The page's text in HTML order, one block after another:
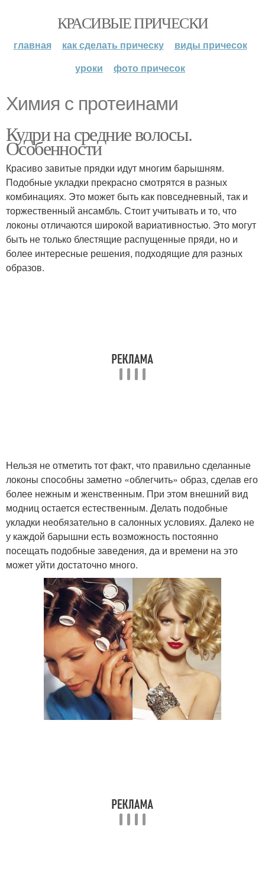
КРАСИВЫЕ ПРИЧЕСКИ
главная как сделать прическу
виды причесок
уроки
фото причесок
Химия с протеинами
Кудри на средние волосы.
Особенности
Красиво завитые прядки идут многим барышням.
Подобные укладки прекрасно смотрятся в разных
комбинациях. Это может быть как повседневный, так и
торжественный ансамбль. Стоит учитывать и то, что
локоны отличаются широкой вариативностью. Это могут
быть не только блестящие распущенные пряди, но и
более интересные решения, подходящие для разных
образов.
Нельзя не отметить тот факт, что правильно сделанные
локоны способны заметно «облегчить» образ, сделав его
более нежным и женственным. При этом внешний вид
модниц остается естественным. Делать подобные
укладки необязательно в салонных условиях. Далеко не
у каждой барышни есть возможность постоянно
посещать подобные заведения, да и времени на это
может уйти достаточно много.